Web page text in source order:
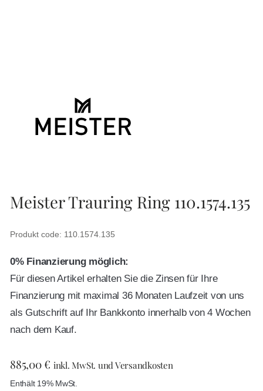
Meister Trauring Ring 110.1574.135
Produkt code: 110.1574.135
0% Finanzierung möglich:
Für diesen Artikel erhalten Sie die Zinsen für Ihre
Finanzierung mit maximal 36 Monaten Laufzeit von uns
als Gutschrift auf Ihr Bankkonto innerhalb von 4 Wochen
nach dem Kauf.
885,00€ inkl. MwSt. und Versandkosten
Enthält 19% MwSt.